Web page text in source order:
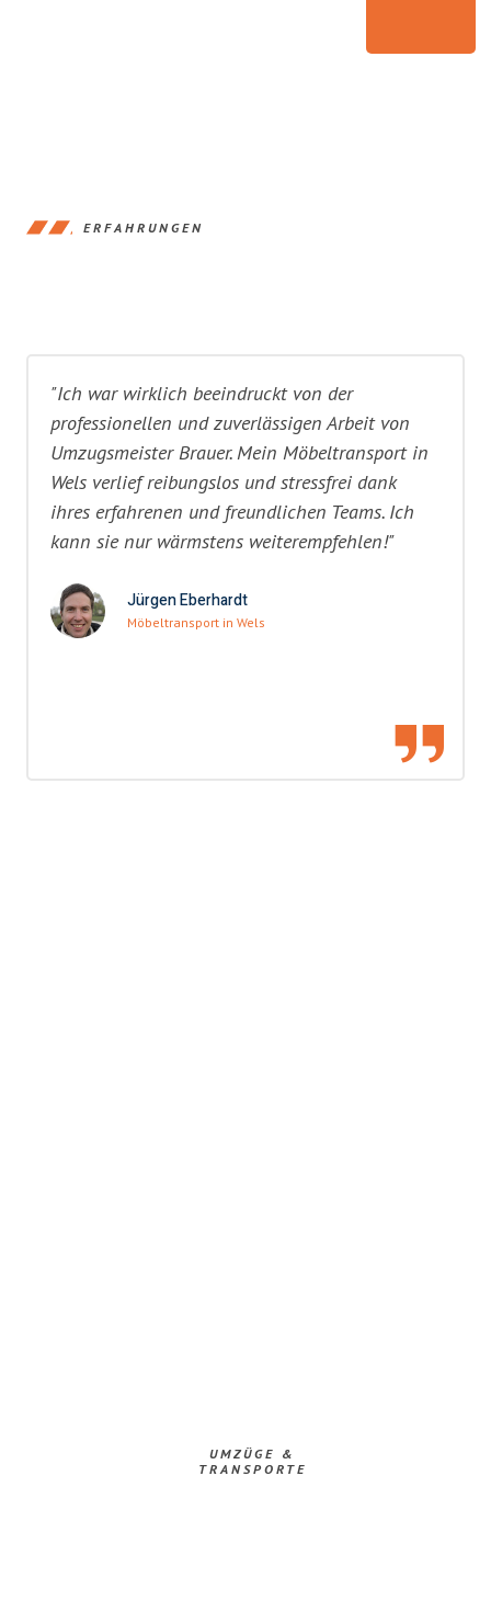
ERFAHRUNGEN
"Ich war wirklich beeindruckt von der
professionellen und zuverlässigen Arbeit von
Umzugsmeister Brauer. Mein Möbeltransport in
Wels verlief reibungslos und stressfrei dank
ihres erfahrenen und freundlichen Teams. Ich
kann sie nur wärmstens weiterempfehlen!"
Jürgen Eberhardt
Möbeltransport in Wels
UMZÜGE &
TRANSPORTE